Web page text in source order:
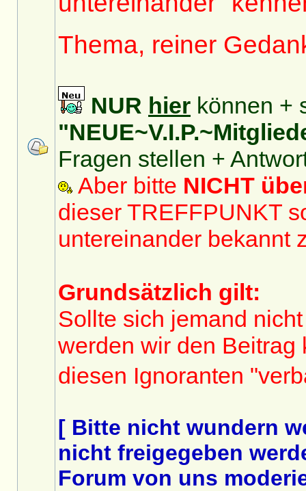
Thema, reiner
NUR hier können +
Fragen stellen +
Aber bitte NICHT
dieser TREFFPUNKT
untereinander bekannt
Grundsätzlich gilt:
Sollte sich jemand
werden wir den Beitrag
diesen Ignoranten
[ Bitte nicht wundern
nicht freigegeben
Forum von uns